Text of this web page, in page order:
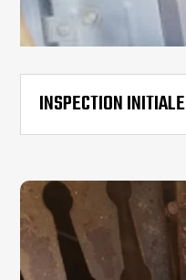
INSPECTION INITIALE